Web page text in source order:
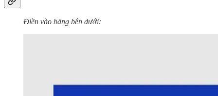
Điền vào bảng bên dưới: